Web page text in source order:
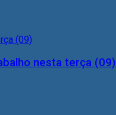
nesta terça (09)